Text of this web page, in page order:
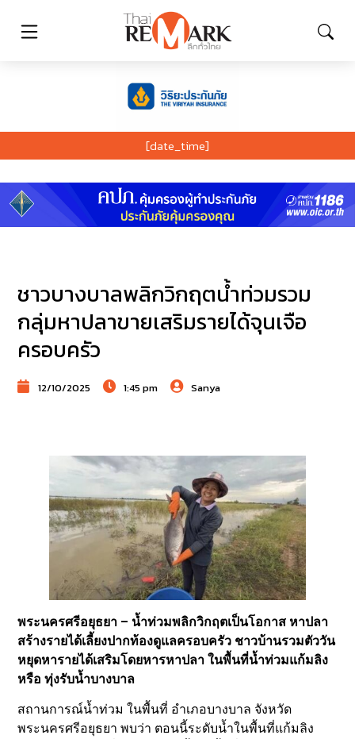
[date_time]
ชาวบางบาลพลิกวิกฤตน้ำท่วมรวม
กลุ่มหาปลาขายเสริมรายได้จุนเจือ
ครอบครัว
12/10/2025 1:45 pm Sanya
พระนครศรีอยุธยา – น้ำท่วมพลิกวิกฤตเป็นโอกาส หาปลา
สร้างรายได้เลี้ยงปากท้องดูแลครอบครัว ชาวบ้านรวมตัววัน
หยุดหารายได้เสริมโดยหารหาปลา ในพื้นที่น้ำท่วมแก้มลิง
หรือ ทุ่งรับน้ำบางบาล
สถานการณ์น้ำท่วม ในพื้นที่ อำเภอบางบาล จังหวัด
พระนครศรีอยุธยา พบว่า ตอนนี้ระดับน้ำในพื้นที่แก้มลิง